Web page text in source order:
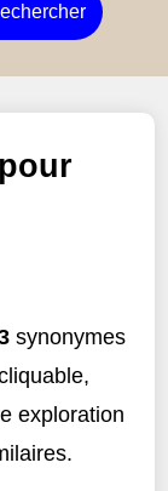
synonymes
exploration